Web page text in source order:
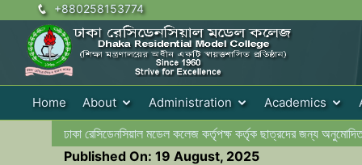
+880258153774
Home About Administration Academics
ঢাকা রেসিডেনসিয়াল মডেল কলেজ কর্তৃপক্ষ কর্তৃক ছাত্রদের জন্য
Published On: 19 August, 2025